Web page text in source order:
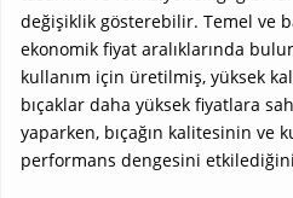
değişiklik gösterebilir. Temel ve
ekonomik fiyat aralıklarında
kullanım için üretilmiş, yüksek
bıçaklar daha yüksek fiyatlara
yaparken, bıçağın kalitesinin ve
performans dengesini